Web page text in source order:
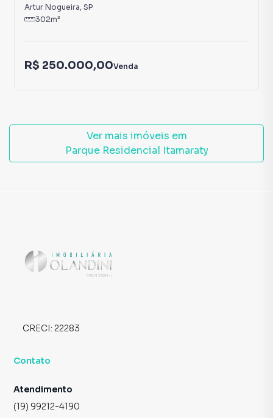
Artur Nogueira, SP
302m²
R$ 250.000,00Venda
Ver mais imóveis em
Parque Residencial Itamaraty
CRECI: 22283
Contato
Atendimento
(19) 99212-4190